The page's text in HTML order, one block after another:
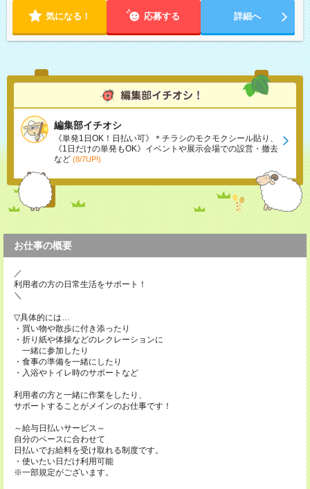
気になる！ 応募する 詳細へ
編集部イチオシ
《単発1日OK！日払い可》＊チラシのモクモクシール貼り、
《1日だけの単発もOK》イベントや展示会場での設営・撤去
など (8/7UP!)
お仕事の概要
／
利用者の方の日常生活をサポート！
＼
▽具体的には…
・買い物や散歩に付き添ったり
・折り紙や体操などのレクレーションに
一緒に参加したり
・食事の準備を一緒にしたり
・入浴やトイレ時のサポートなど
利用者の方と一緒に作業をしたり、
サポートすることがメインのお仕事です！
～給与日払いサービス～
自分のペースに合わせて
日払いでお給料を受け取れる制度です。
・使いたい日だけ利用可能
※一部規定がございます。